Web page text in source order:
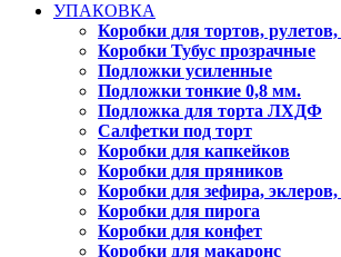
УПАКОВКА
Коробки для тортов,
Коробки Тубус прозрачные
Подложки усиленные
Подложки тонкие 0,8 мм.
Подложка для торта ЛХДФ
Салфетки под торт
Коробки для капкейков
Коробки для пряников
Коробки для зефира,
Коробки для пирога
Коробки для конфет
Коробки для макаронс